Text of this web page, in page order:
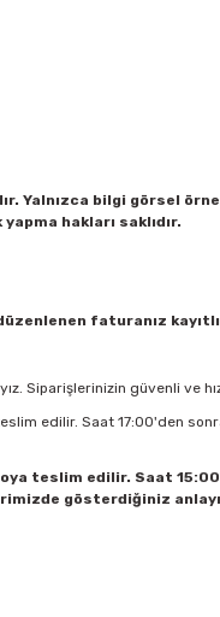
bilgi görsel
hakları saklıdır.
faturanız
Siparişlerinizin güvenli ve
edilir. Saat 17:00'den
teslim edilir. Saat
gösterdiğiniz